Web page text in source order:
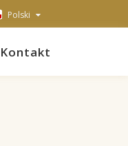
Polski
Kontakt